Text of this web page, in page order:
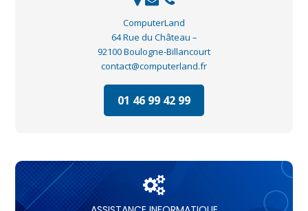
ComputerLand
64 Rue du Château –
92100 Boulogne-Billancourt
contact@computerland.fr
01 46 99 42 99